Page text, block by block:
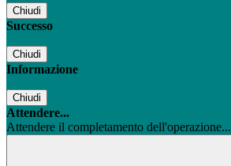
Chiudi
Successo
Chiudi
Informazione
Chiudi
Attendere...
Attendere il completamento dell'operazione...